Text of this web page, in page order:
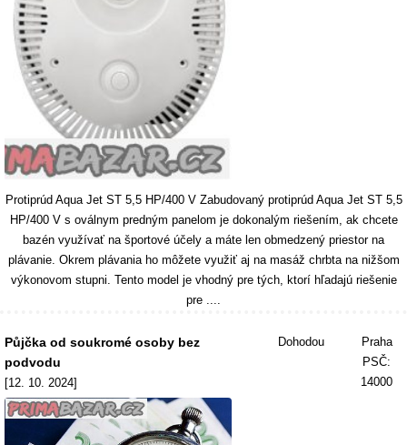
Protiprúd Aqua Jet ST 5,5 HP/400 V Zabudovaný protiprúd Aqua Jet ST 5,5
HP/400 V s oválnym predným panelom je dokonalým riešením, ak chcete
bazén využívať na športové účely a máte len obmedzený priestor na
plávanie. Okrem plávania ho môžete využiť aj na masáž chrbta na nižšom
výkonovom stupni. Tento model je vhodný pre tých, ktorí hľadajú riešenie
pre ....
Půjčka od soukromé osoby bez
podvodu
[12. 10. 2024]
Dohodou
Praha
PSČ:
14000